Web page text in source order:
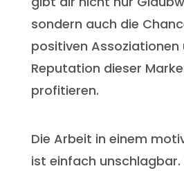
sondern auch die
positiven Assoziationen
Reputation dieser
profitieren.
Die Arbeit in einem
ist einfach unschlagbar.